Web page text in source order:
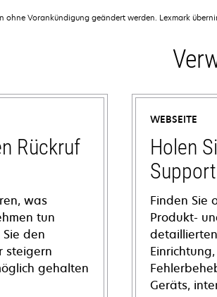
Vorankündigung geändert werden. Lexmark
Rückruf
was
tun
den
steigern
gehalten
WEBSEITE
Holen
Support
Finden Sie
Produkt-
Geräts,